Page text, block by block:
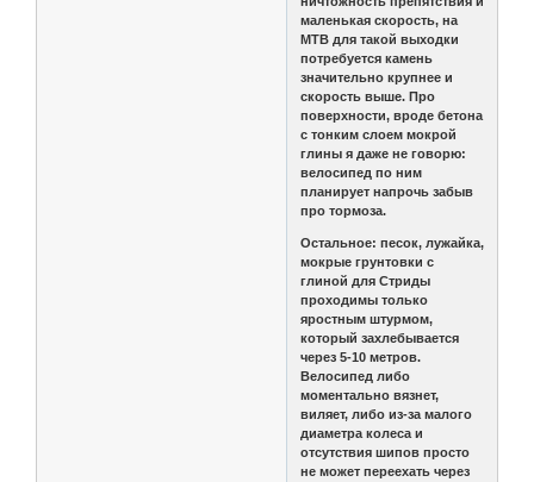
маленькая скорость, на
MTB для такой выходки
потребуется камень
значительно крупнее и
скорость выше. Про
поверхности, вроде бетона
с тонким слоем мокрой
глины я даже не говорю:
велосипед по ним
планирует напрочь забыв
про тормоза.
Остальное: песок, лужайка,
мокрые грунтовки с
глиной для Стриды
проходимы только
яростным штурмом,
который захлебывается
через 5-10 метров.
Велосипед либо
моментально вязнет,
виляет, либо из-за малого
диаметра колеса и
отсутствия шипов просто
не может переехать через